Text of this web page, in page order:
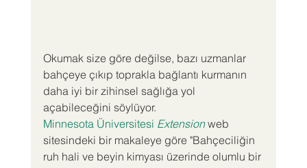
Okumak size göre değilse, bazı uzmanlar
bahçeye çıkıp toprakla bağlantı kurmanın
daha iyi bir zihinsel sağlığa yol
açabileceğini söylüyor.
Minnesota Üniversitesi Extension web
sitesindeki bir makaleye göre "Bahçeciliğin
ruh hali ve beyin kimyası üzerinde olumlu bir